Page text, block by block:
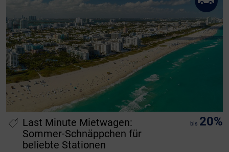
Last Minute Mietwagen:
Sommer-Schnäppchen für
beliebte Stationen
bis 20%